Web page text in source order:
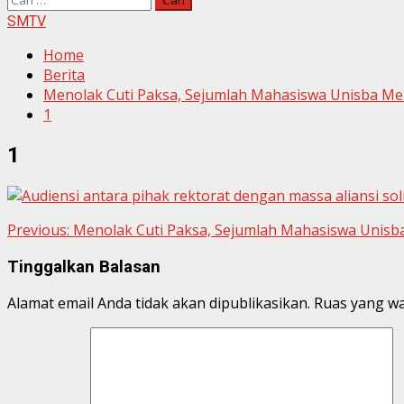
untuk:
SMTV
Home
Berita
Menolak Cuti Paksa, Sejumlah Mahasiswa Unisba
1
1
Continue
Reading
Previous: Menolak Cuti Paksa, Sejumlah Mahasiswa
Tinggalkan Balasan
Alamat email Anda tidak akan dipublikasikan. Ruas yang